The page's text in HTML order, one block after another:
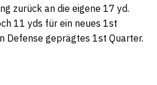
zurück an die eigene 17 yd.
11 yds für ein neues 1st
Defense geprägtes 1st Quarter.